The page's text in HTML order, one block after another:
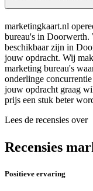
marketingkaart.nl
bureau's in Doorwerth.
beschikbaar zijn in
jouw opdracht. Wij
marketing bureau's
onderlinge
jouw opdracht graag
prijs een stuk beter
Lees de recensies over
Recensies
Positieve ervaring